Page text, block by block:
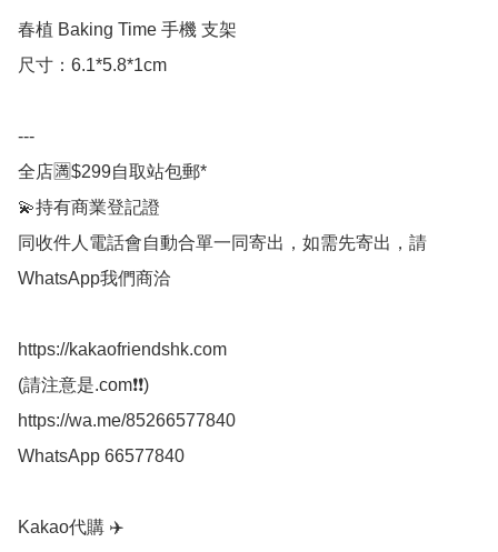
春植 Baking Time 手機 支架
尺寸：6.1*5.8*1cm
---
全店🈵$299自取站包郵*
💫持有商業登記證
同收件人電話會自動合單一同寄出，如需先寄出，請
WhatsApp我們商洽
https://kakaofriendshk.com
(請注意是.com❗❗)
https://wa.me/85266577840
WhatsApp 66577840
Kakao代購 ✈️